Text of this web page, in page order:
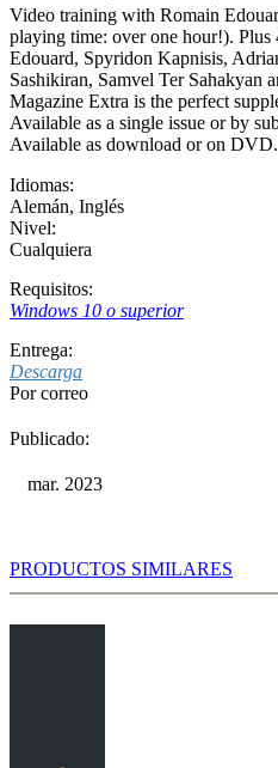
Video training with Romain
playing time: over one hour!). Plus
Edouard, Spyridon Kapnisis,
Sashikiran, Samvel Ter Sahakyan
Magazine Extra is the perfect
Available as a single issue or by
Available as download or on DVD.
Idiomas:
Alemán, Inglés
Nivel:
Cualquiera
Requisitos:
Windows 10 o superior
Entrega:
Descarga
Por correo
Publicado:
mar. 2023
PRODUCTOS SIMILARES